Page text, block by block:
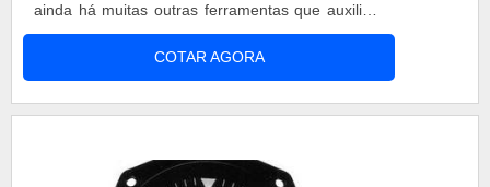
ainda há muitas outras ferramentas que auxiliam
no processo. O rádio comunicador possui um
ótimo desempenho e eficiência, muitas empresas
o utilizam por permitir uma comunicação prática e
COTAR AGORA